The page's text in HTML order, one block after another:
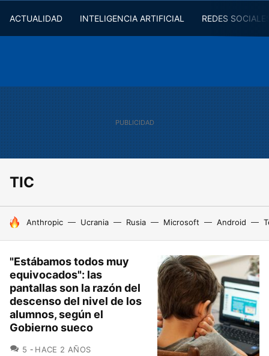
ACTUALIDAD INTELIGENCIA ARTIFICIAL REDES
TIC
HOY SE HABLA DE
Anthropic Ucrania Rusia Microsoft Android
"Estábamos todos muy
equivocados": las
pantallas son la razón del
descenso del nivel de los
alumnos, según el
Gobierno sueco
5 COMENTARIOS
HACE 2 AÑOS